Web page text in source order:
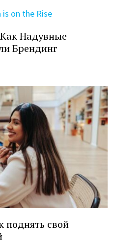
Надувные
Брендинг
поднять свой